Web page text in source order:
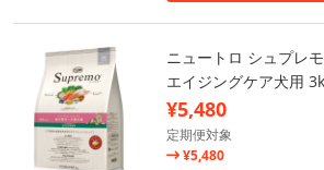
ニュートロ シュプレ
エイジングケア犬用
¥5,480
定期便対象
¥5,480